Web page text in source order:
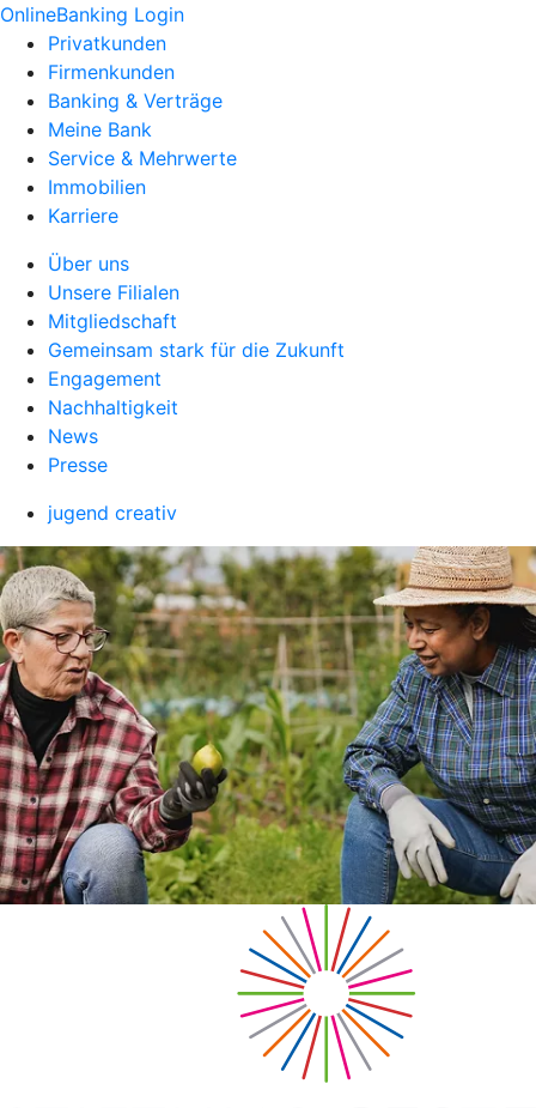
OnlineBanking Login
Privatkunden
Firmenkunden
Banking & Verträge
Meine Bank
Service & Mehrwerte
Immobilien
Karriere
Über uns
Unsere Filialen
Mitgliedschaft
Gemeinsam stark für die Zukunft
Engagement
Nachhaltigkeit
News
Presse
jugend creativ